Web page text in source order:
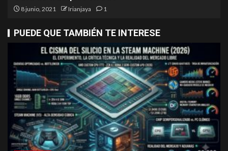
8 junio, 2021 Irianjaya 1
PUEDE QUE TAMBIÉN TE INTERESE